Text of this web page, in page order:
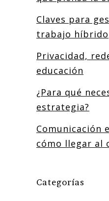
Claves para
trabajo híbrido
Privacidad,
educación
¿Para qué
estrategia?
Comunicación
cómo llegar al
Categorías